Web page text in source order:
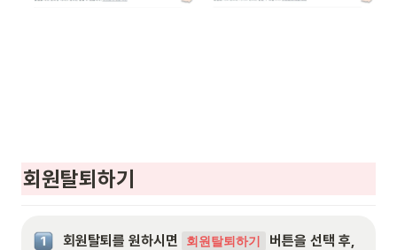
회원탈퇴하기
회원탈퇴를 원하시면 회원탈퇴하기
버튼을 선택 후,